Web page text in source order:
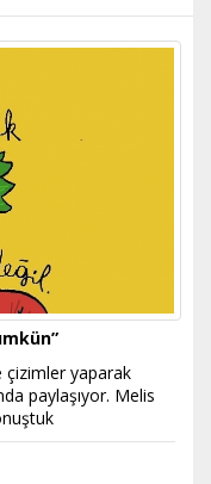
çizimler yaparak
paylaşıyor. Melis